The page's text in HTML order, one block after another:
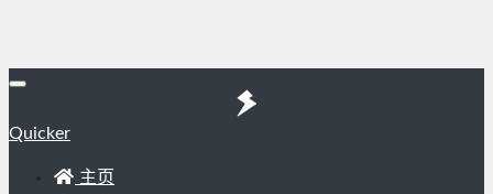
Quicker
主页